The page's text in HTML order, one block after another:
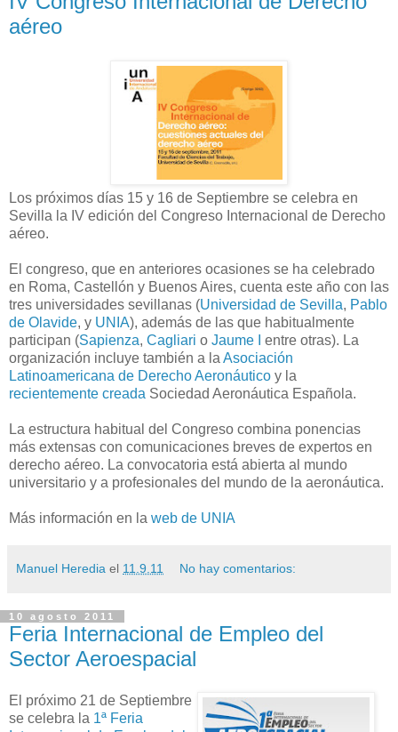
aéreo
Los próximos días 15 y 16 de Septiembre se celebra en
Sevilla la IV edición del Congreso Internacional de Derecho
aéreo.
El congreso, que en anteriores ocasiones se ha celebrado
en Roma, Castellón y Buenos Aires, cuenta este año con las
tres universidades sevillanas (Universidad de Sevilla, Pablo
de Olavide, y UNIA), además de las que habitualmente
participan (Sapienza, Cagliari o Jaume I
entre otras). La
organización incluye también a la Asociación
Latinoamericana de Derecho Aeronáutico y la
recientemente creada Sociedad Aeronáutica Española.
La estructura habitual del Congreso combina ponencias
más extensas con comunicaciones breves de expertos en
derecho aéreo. La convocatoria está abierta al mundo
universitario y a profesionales del mundo de la aeronáutica.
Más información en la web de UNIA
Manuel Heredia el 11.9.11 No hay comentarios:
10 agosto 2011
Feria Internacional de Empleo del
Sector Aeroespacial
El próximo 21 de Septiembre
se celebra la 1ª Feria